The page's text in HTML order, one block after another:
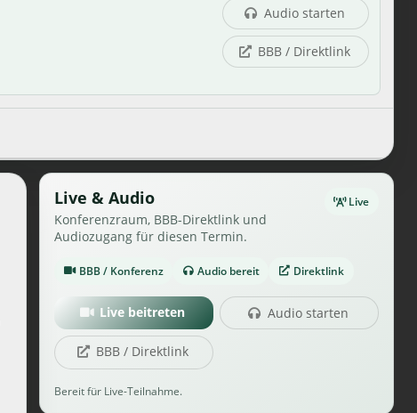
Audio starten
BBB / Direktlink
Live & Audio
Konferenzraum, BBB-Direktlink und
Audiozugang für diesen Termin.
Live
BBB / Konferenz Audio bereit Direktlink
Live beitreten Audio starten
BBB / Direktlink
Bereit für Live-Teilnahme.